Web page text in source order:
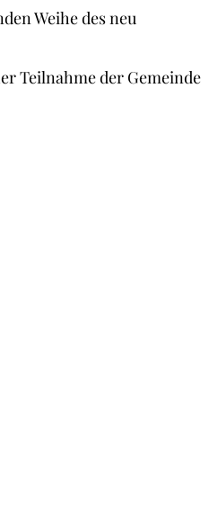
Weihe des neu
Teilnahme der Gemeinde